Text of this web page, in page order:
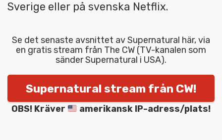
Sverige eller på svenska Netflix.
Se det senaste avsnittet av Supernatural här, via
en gratis stream från The CW (TV-kanalen som
sänder Supernatural i USA).
Supernatural stream från CW!
OBS! Kräver amerikansk IP-adress/plats!